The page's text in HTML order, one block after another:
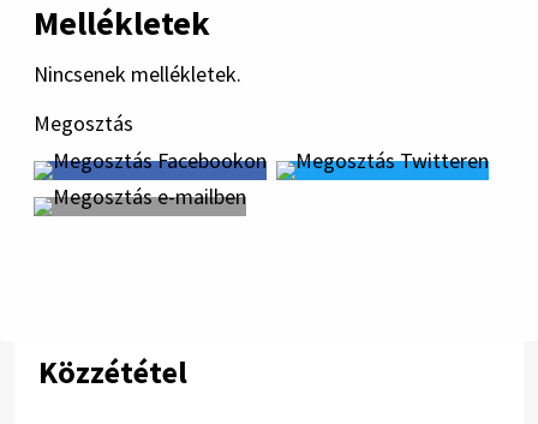
Mellékletek
Nincsenek mellékletek.
Megosztás
Közzététel